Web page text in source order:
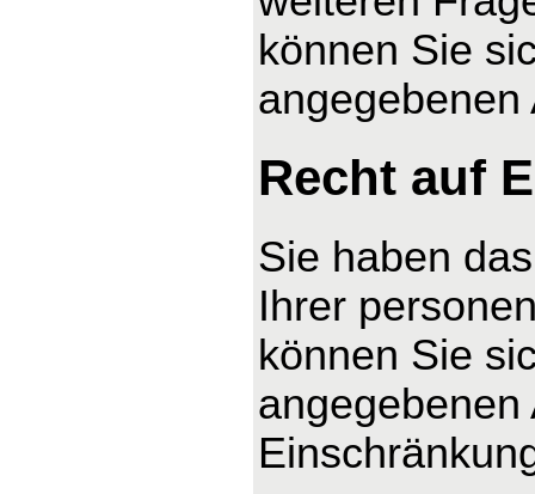
können Sie
Recht auf
Sie haben
Ihrer
können Sie